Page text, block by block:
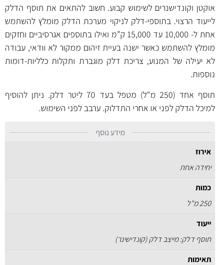
אוקטן וקונדישנרים לשימוש קבוע. חשוב להתאים את תוסף הדלק
לייעוד הרצוי. בתוספי-דלק לניקוי מערכת הדלק מומלץ להשתמש
אחת ל- 10,000 עד 15,000 ק”מ ואילו בתוספים אגרסיביים וחזקים
מומלץ להשתמש כאשר ישנה בעיית זיהום ממקור לא וודאי, עבודה
לא יעילה של המנוע, צריכת דלק מוגברת ותקלות כלליות-דומות
נוספות.
תוסף אחד (250 מ"ל) מטפל בעד 70 ליטר דלק. ניתן להוסיף
למיכל הדלק לפני או אחרי התדלוק. ערבב לפני השימוש.
מידע נוסף
אירוז
יחידה אחת
כמות
250 מ"ל
ייעוד
תוסף דלק: מייצב דלק (קונדישינר)
תאימות